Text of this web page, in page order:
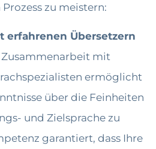
zu meistern:
erfahrenen Übersetzern
Zusammenarbeit mit
ermöglicht
über die Feinheiten
und Zielsprache zu
garantiert, dass Ihre